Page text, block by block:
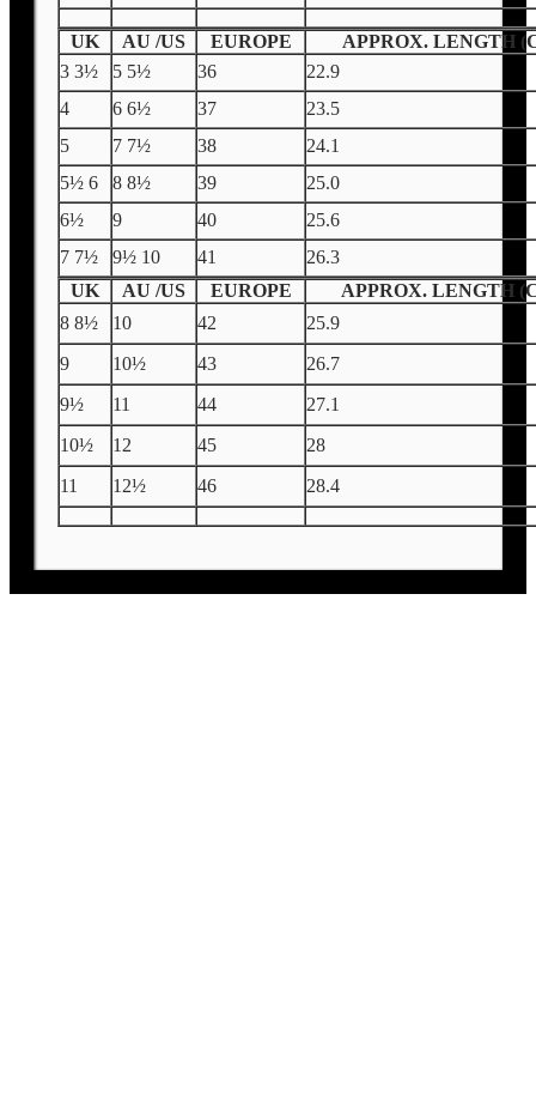
UK AU /US EUROPE
APPROX. LENGTH
3 3½
5 5½ 36
22.9
4
6 6½ 37
23.5
5
7 7½ 38
24.1
5½ 6
8 8½ 39
25.0
6½
9 40
25.6
7 7½
9½ 10 41
26.3
UK
AU /US EUROPE
APPROX. LENGTH
8 8½
10 42
25.9
9
10½ 43
26.7
9½
11 44
27.1
10½
12 45
28
11
12½ 46 28.4